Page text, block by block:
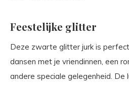
Feestelijke glitter
Deze zwarte glitter jurk is
dansen met je vriendinnen, een
andere speciale gelegenheid.